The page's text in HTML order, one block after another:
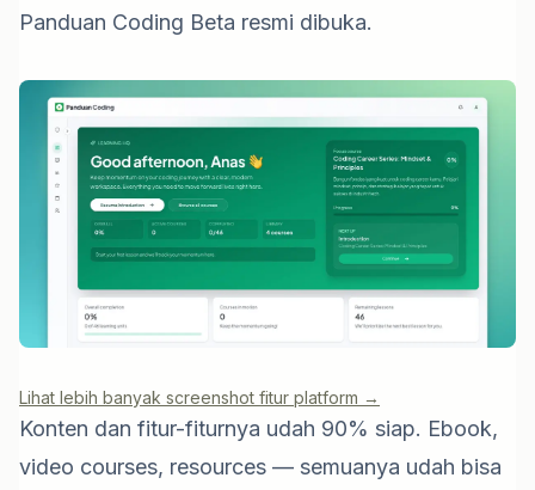
Panduan Coding Beta resmi dibuka.
Lihat lebih banyak screenshot fitur platform →
Konten dan fitur-fiturnya udah 90% siap. Ebook,
video courses, resources — semuanya udah bisa